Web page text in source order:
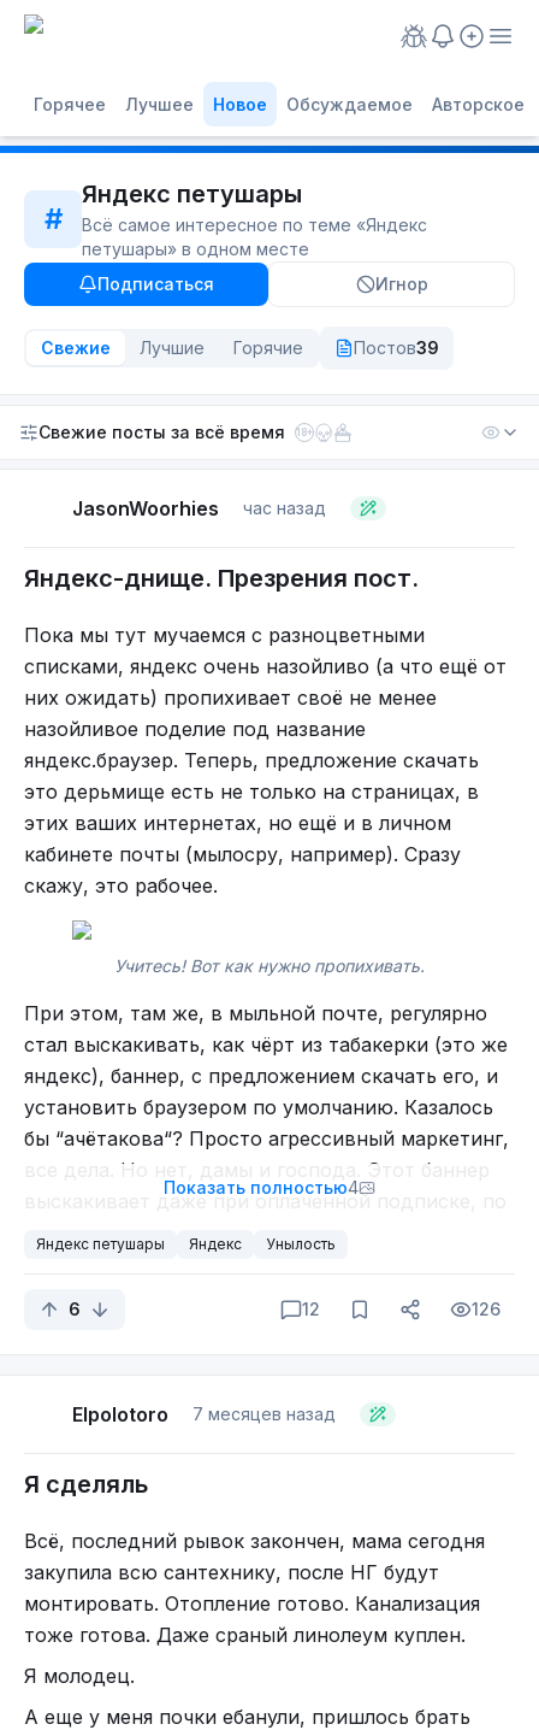
Горячее Лучшее Новое Обсуждаемое Авторское
#
Яндекс петушары
Всё самое интересное по теме «Яндекс
петушары» в одном месте
Подписаться
Игнор
Свежие Лучшие Горячие Постов39
Свежие посты за всё время 18+
JasonWoorhies час назад
Яндекс-днище. Презрения пост.
Пока мы тут мучаемся с разноцветными
списками, яндекс очень назойливо (а что ещё от
них ожидать) пропихивает своё не менее
назойливое поделие под название
яндекс.браузер. Теперь, предложение скачать
это дерьмище есть не только на страницах, в
этих ваших интернетах, но ещё и в личном
кабинете почты (мылосру, например). Сразу
скажу, это рабочее.
Учитесь! Вот как нужно пропихивать.
При этом, там же, в мыльной почте, регулярно
стал выскакивать, как чёрт из табакерки (это же
яндекс), баннер, с предложением скачать его, и
установить браузером по умолчанию. Казалось
бы “ачётакова“? Просто агрессивный маркетинг,
все дела. Но нет, дамы и господа. Этот баннер
выскакивает даже при оплаченной подписке, по
условиям которой никакой рекламы быть не
сексуальную ориентацию и состояние души.
браузера. Да, это я зашёл на вкладку
мессенджера.
Показать полностью4
Яндекс петушары Яндекс Унылость
6 12 126
Elpolotoro 7 месяцев назад
Я сделяль
Всё, последний рывок закончен, мама сегодня
закупила всю сантехнику, после НГ будут
монтировать. Отопление готово. Канализация
тоже готова. Даже сраный линолеум куплен.
Я молодец.
А еще у меня почки ебанули, пришлось брать